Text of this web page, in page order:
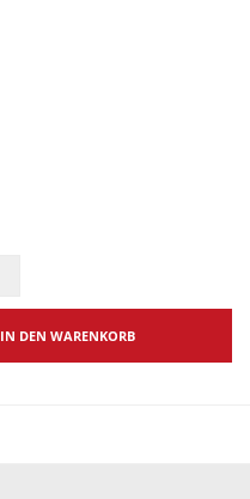
IN DEN WARENKORB